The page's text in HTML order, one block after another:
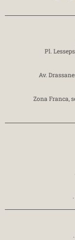
Pl.
Av.
Zona Franca,
·
·